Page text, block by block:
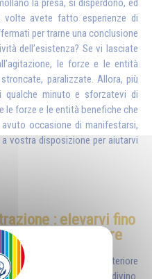
la presa, si disperdono, ed
avete fatto esperienze di
per trarne una conclusione
dell’esistenza? Se vi lasciate
le forze e le entità
paralizzate. Allora, più
minuto e sforzatevi di
le forze e le entità benefiche che
occasione di manifestarsi,
vostra disposizione per aiutarvi
: elevarvi fino
essere interiore
del vostro essere interiore
con il mondo divino.